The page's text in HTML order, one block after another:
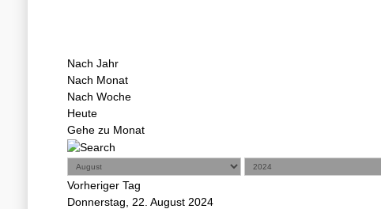
Nach Jahr
Nach Monat
Nach Woche
Heute
Gehe zu Monat
Vorheriger Tag
Donnerstag, 22. August 2024